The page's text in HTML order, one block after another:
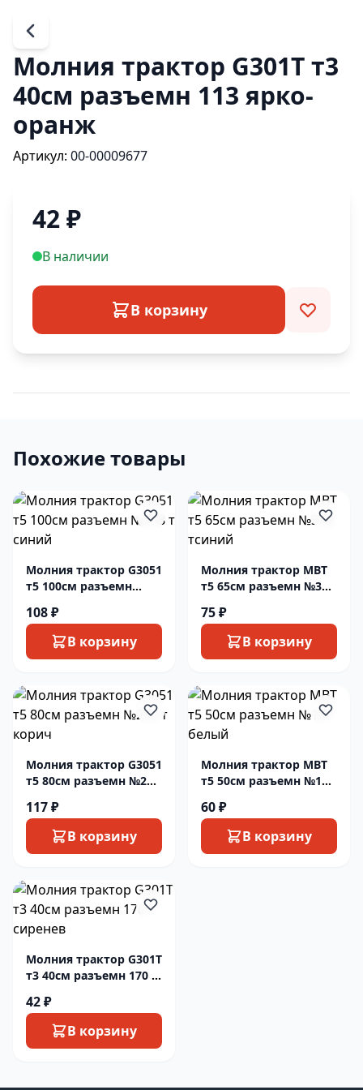
Молния трактор G301T т3
40см разъемн 113 ярко-
оранж
Артикул: 00-00009677
42₽
В наличии
В корзину
Похожие товары
Молния трактор G3051
т5 100см разъемн
108 ₽
В корзину
Молния трактор MBT
т5 65см разъемн №318
75 ₽
В корзину
Молния трактор G3051
т5 80см разъемн №295
117 ₽
В корзину
Молния трактор MBT
т5 50см разъемн №101
60 ₽
В корзину
Молния трактор G301T
т3 40см разъемн 170 т
42 ₽
В корзину